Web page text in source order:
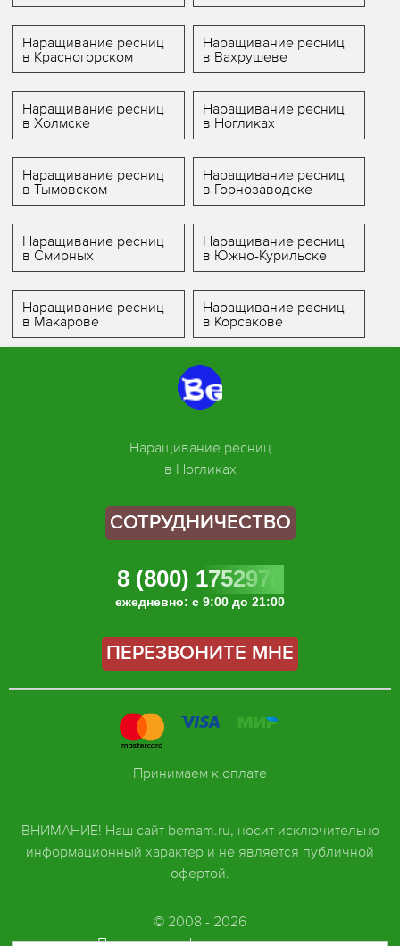
Наращивание ресниц
в Красногорском
Наращивание ресниц
в Вахрушеве
Наращивание ресниц
в Холмске
Наращивание ресниц
в Ногликах
Наращивание ресниц
в Тымовском
Наращивание ресниц
в Горнозаводске
Наращивание ресниц
в Смирных
Наращивание ресниц
в Южно-Курильске
Наращивание ресниц
в Макарове
Наращивание ресниц
в Корсакове
Наращивание ресниц
в Ногликах
СОТРУДНИЧЕСТВО
8 (800) 1752978
ежедневно: с 9:00 до 21:00
ПЕРЕЗВОНИТЕ МНЕ
ВНИМАНИЕ! Наш сайт bemam.ru, носит исключительно
информационный характер и не является публичной
офертой.
© 2008 - 2026
Политика конфиденциальности
Принимаем к оплате